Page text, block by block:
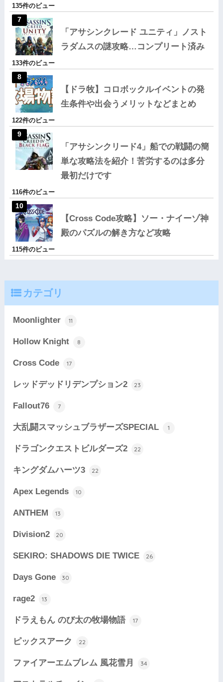
135件のビュー
「アサシンクレード ユニティ」ノスト
ラダムスの謎攻略…コンプリート済み
133件のビュー
【ドラ牧】コロボックルイベントの発
生条件や出会うメリットなどまとめ
122件のビュー
「アサシンクリード4」船での戦闘の簡
単な攻略法を紹介！苦労するのは多分
最初だけです
116件のビュー
【Cross Code攻略】ソー・ナイーゾ神
殿のパズルの解き方など攻略
115件のビュー
カテゴリ
Moonlighter 11
Hollow Knight 8
Cross Code 17
レッドデッドリデンプション2 23
Fallout76 7
大乱闘スマッシュブラザーズSPECIAL 1
ドラゴンクエストビルダーズ2 22
キングダムハーツ3 22
Apex Legends 10
ANTHEM 13
Division2 20
SEKIRO: SHADOWS DIE TWICE 26
Days Gone 30
rage2 13
ドラえもん のび太の牧場物語 17
ピックスアーク 22
ファイアーエムブレム 風花雪月 34